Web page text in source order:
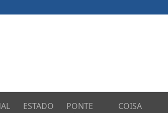
ESTADO
PONTE
COISA